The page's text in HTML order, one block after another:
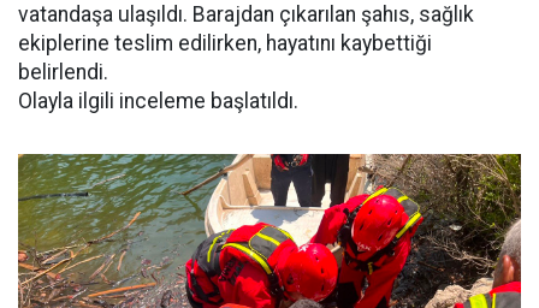
vatandaşa ulaşıldı. Barajdan çıkarılan şahıs, sağlık
ekiplerine teslim edilirken, hayatını kaybettiği
belirlendi.
Olayla ilgili inceleme başlatıldı.